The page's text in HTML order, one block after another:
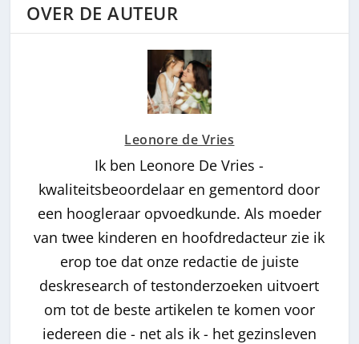
OVER DE AUTEUR
Leonore de Vries
Ik ben Leonore De Vries -
kwaliteitsbeoordelaar en gementord door
een hoogleraar opvoedkunde. Als moeder
van twee kinderen en hoofdredacteur zie ik
erop toe dat onze redactie de juiste
deskresearch of testonderzoeken uitvoert
om tot de beste artikelen te komen voor
iedereen die - net als ik - het gezinsleven